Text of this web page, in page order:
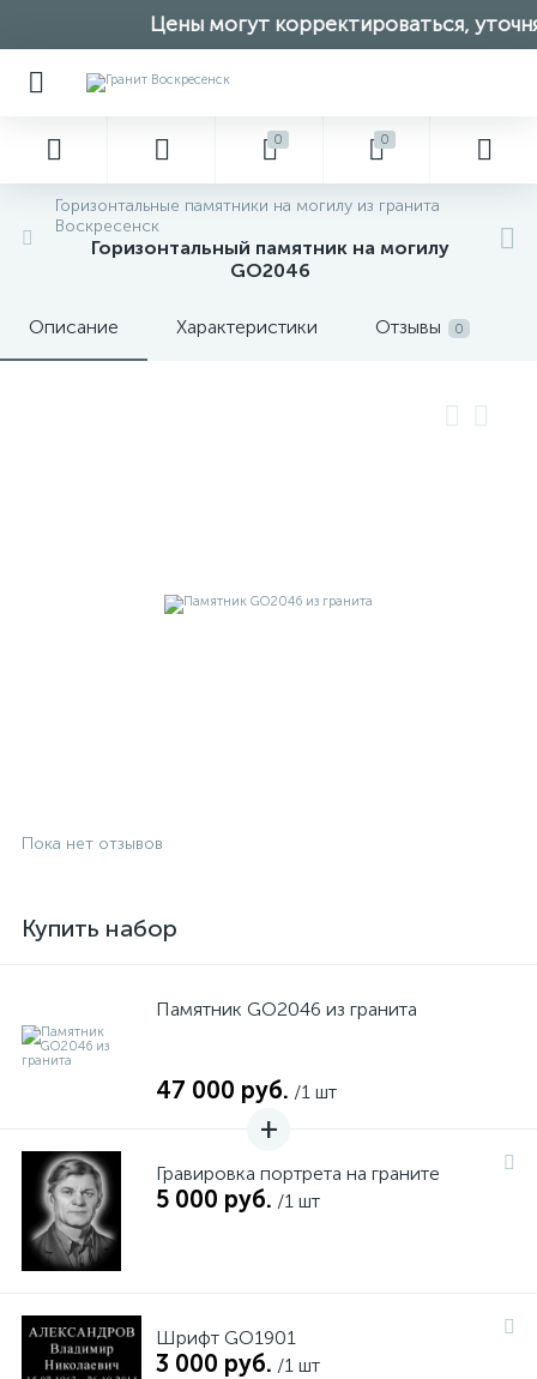
Цены могут корректироваться,
0 0
Горизонтальные памятники на могилу из гранита
Воскресенск
Горизонтальный памятник на могилу
GO2046
Описание Характеристики Отзывы 0
Пока нет отзывов
Купить набор
Памятник GO2046 из гранита
47 000 руб. /1 шт
Гравировка портрета на граните
5 000 руб. /1 шт
Шрифт GO1901
3 000 руб. /1 шт